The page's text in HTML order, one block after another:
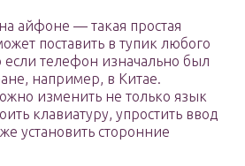
айфоне — такая простая
поставить в тупик любого
телефон изначально был
например, в Китае.
изменить не только язык
клавиатуру, упростить ввод
установить сторонние